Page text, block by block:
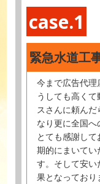
case.1
緊急水道工
今まで広告代
うしても高く
スさんに頼んだ
なり更に全国
とても感謝し
期的にまいてい
す。そして安
果となっており